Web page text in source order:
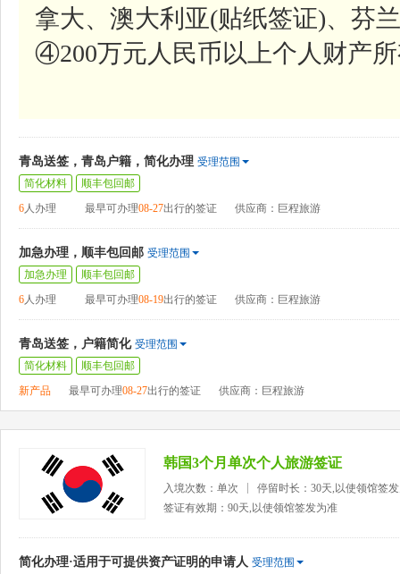
拿大、澳大利亚(贴纸签证)、芬
④200万元人民币以上个人财产
青岛送签，青岛户籍，简化办理 受理范围
简化材料
顺丰包回邮
6人办理 最早可办理08-27出行的签证 供应商：巨程旅游
加急办理，顺丰包回邮 受理范围
加急办理
顺丰包回邮
6人办理 最早可办理08-19出行的签证 供应商：巨程旅游
青岛送签，户籍简化 受理范围
简化材料
顺丰包回邮
新产品
最早可办理08-27出行的签证 供应商：巨程旅游
韩国3个月单次个人旅游签证
入境次数：单次
停留时长：30天,以使领馆签
签证有效期：90天,以使领馆签发为准
简化办理·适用于可提供资产证明的申请人 受理范围